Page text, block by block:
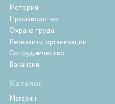
История
Производство
Охрана труда
Реквизиты организации
Сотрудничество
Вакансии
Каталог
Магазин